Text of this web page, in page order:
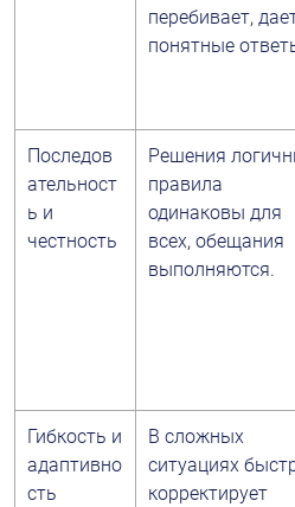
перебивает,
понятные
Последов
ательност
ь и
честность
Решения
правила
одинаковы для
всех, обещания
выполняются.
Гибкость и
адаптивно
сть
В сложных
ситуациях
корректирует